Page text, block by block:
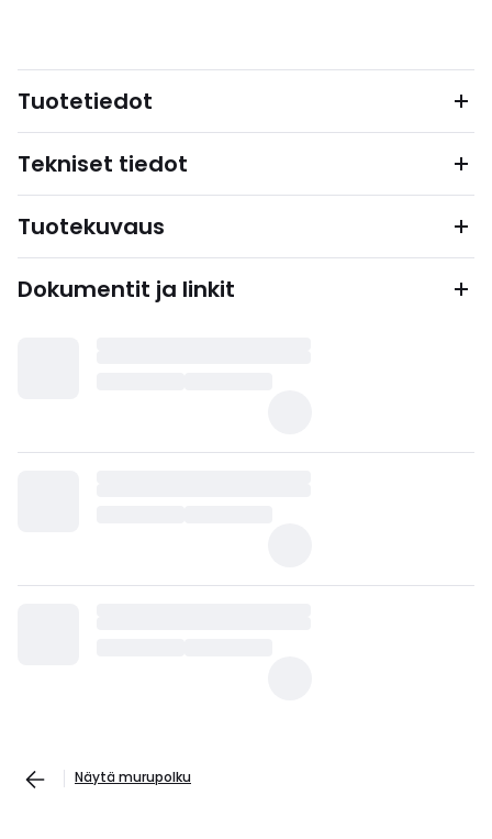
Tuotetiedot
Tekniset tiedot
Tuotekuvaus
Dokumentit ja linkit
Näytä murupolku